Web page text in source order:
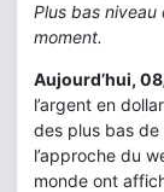
Plus bas niveau
moment.
Aujourd’hui,
l’argent en
des plus bas
l’approche du
monde ont